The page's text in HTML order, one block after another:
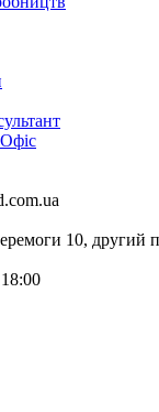
Офіс
10, другий